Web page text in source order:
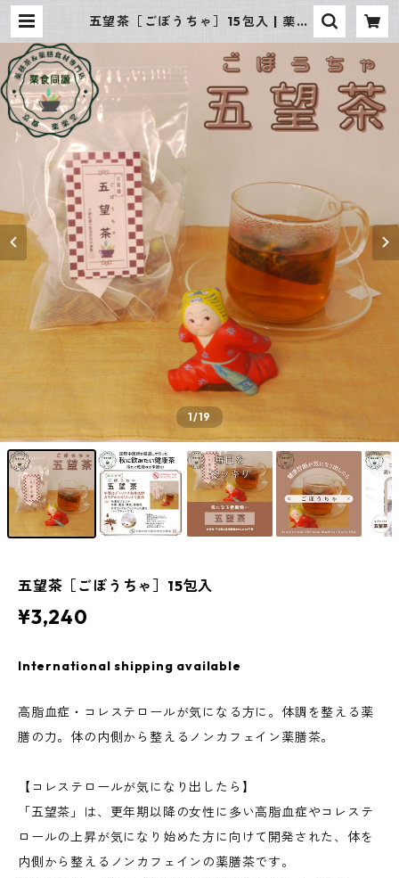
五望茶［ごぼうちゃ］15包入 | 薬膳
1/19
五望茶［ごぼうちゃ］15包入
¥3,240
International shipping available
高脂血症・コレステロールが気になる方に。体調を整える薬
膳の力。体の内側から整えるノンカフェイン薬膳茶。
【コレステロールが気になり出したら】
「五望茶」は、更年期以降の女性に多い高脂血症やコレステ
ロールの上昇が気になり始めた方に向けて開発された、体を
内側から整えるノンカフェインの薬膳茶です。